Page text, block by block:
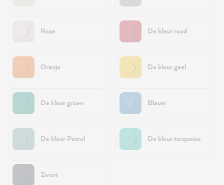
Roze De kleur rood
Oranje De kleur geel
De kleur groen Blauw
De kleur Petrol De kleur turquoise
Zwart